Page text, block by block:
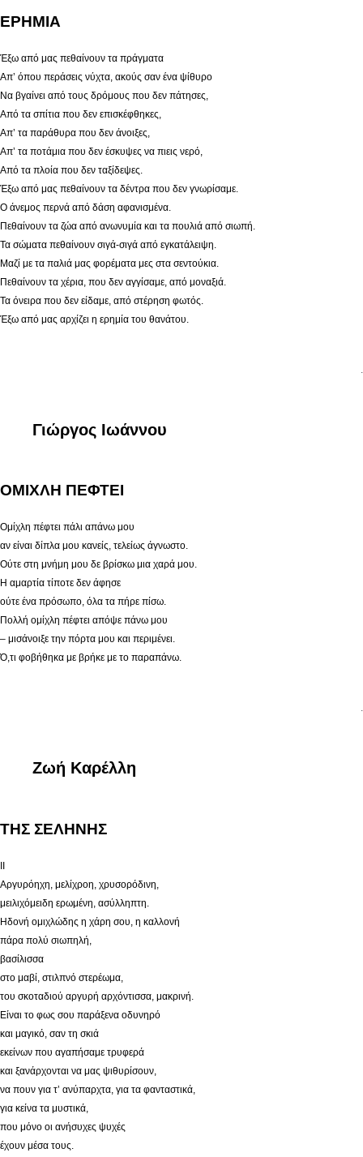
ΕΡΗΜΙΑ
Έξω από μας πεθαίνουν τα πράγματα
Απ’ όπου περάσεις νύχτα, ακούς σαν ένα ψίθυρο
Να βγαίνει από τους δρόμους που δεν πάτησες,
Από τα σπίτια που δεν επισκέφθηκες,
Απ’ τα παράθυρα που δεν άνοιξες,
Απ’ τα ποτάμια που δεν έσκυψες να πιεις νερό,
Από τα πλοία που δεν ταξίδεψες.
Έξω από μας πεθαίνουν τα δέντρα που δεν γνωρίσαμε.
Ο άνεμος περνά από δάση αφανισμένα.
Πεθαίνουν τα ζώα από ανωνυμία και τα πουλιά από σιωπή.
Τα σώματα πεθαίνουν σιγά-σιγά από εγκατάλειψη.
Μαζί με τα παλιά μας φορέματα μες στα σεντούκια.
Πεθαίνουν τα χέρια, που δεν αγγίσαμε, από μοναξιά.
Τα όνειρα που δεν είδαμε, από στέρηση φωτός.
Έξω από μας αρχίζει η ερημία του θανάτου.
.
Γιώργος Ιωάννου
ΟΜΙΧΛΗ ΠΕΦΤΕΙ
Ομίχλη πέφτει πάλι απάνω μου
αν είναι δίπλα μου κανείς, τελείως άγνωστο.
Ούτε στη μνήμη μου δε βρίσκω μια χαρά μου.
Η αμαρτία τίποτε δεν άφησε
ούτε ένα πρόσωπο, όλα τα πήρε πίσω.
Πολλή ομίχλη πέφτει απόψε πάνω μου
– μισάνοιξε την πόρτα μου και περιμένει.
Ό,τι φοβήθηκα με βρήκε με το παραπάνω.
.
Ζωή Καρέλλη
ΤΗΣ ΣΕΛΗΝΗΣ
II
Αργυρόηχη, μελίχροη, χρυσορόδινη,
μειλιχόμειδη ερωμένη, ασύλληπτη.
Ηδονή ομιχλώδης η χάρη σου, η καλλονή
πάρα πολύ σιωπηλή,
βασίλισσα
στο μαβί, στιλπνό στερέωμα,
του σκοταδιού αργυρή αρχόντισσα, μακρινή.
Είναι το φως σου παράξενα οδυνηρό
και μαγικό, σαν τη σκιά
εκείνων που αγαπήσαμε τρυφερά
και ξανάρχονται να μας ψιθυρίσουν,
να πουν για τ’ ανύπαρχτα, για τα φανταστικά,
για κείνα τα μυστικά,
που μόνο οι ανήσυχες ψυχές
έχουν μέσα τους.